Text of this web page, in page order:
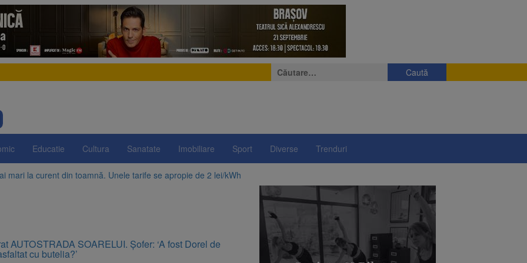
Caută
după:
Educatie Cultura Sanatate Imobiliare Sport Diverse Trenduri
mari la curent din toamnă. Unele tarife se apropie de 2 lei/kWh
în Capitală. STB a depus oficial cererea de insolvență la Tribunalul București
pregătește posibile limitări de consum pentru marii consumatori de energie
dată importantă pentru șoferi și transportatori. Intră în aplicare noul sistem de taxare rutieră
virusuri care nu există în natură. Descoperirea ar putea schimba medicina, dar ridică și temeri
AUTOSTRADA SOARELUI. Șofer: ‘A fost Dorel de
cu butelia?’